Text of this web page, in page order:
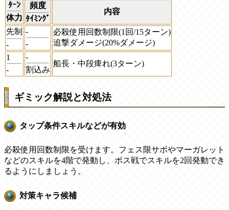
ﾀｰﾝ
体力
頻度
ﾀｲﾐﾝｸﾞ
内容
先制
-
-
-
必殺使用回数制限(1回/15ターン)
追撃ダメージ(20%ダメージ)
1
-
-
割込み
船長・中段痺れ(3ターン)
ギミック解説と対処法
タップ条件スキルなどが有効
必殺使用回数制限を受けます。フェス限サボやマーガレット
などのスキルを4階で発動し、ボス戦でスキルを2回発動でき
るようにしましょう。
対策キャラ候補